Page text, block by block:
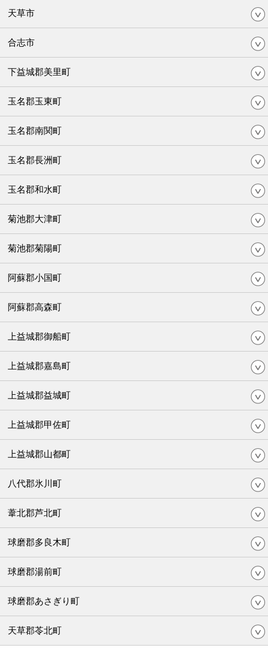
天草市
合志市
下益城郡美里町
玉名郡玉東町
玉名郡南関町
玉名郡長洲町
玉名郡和水町
菊池郡大津町
菊池郡菊陽町
阿蘇郡小国町
阿蘇郡高森町
上益城郡御船町
上益城郡嘉島町
上益城郡益城町
上益城郡甲佐町
上益城郡山都町
八代郡氷川町
葦北郡芦北町
球磨郡多良木町
球磨郡湯前町
球磨郡あさぎり町
天草郡苓北町